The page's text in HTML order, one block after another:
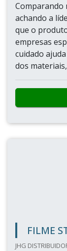
Comparando
achando a
que o
empresas
cuidado
dos
FILME
JHG